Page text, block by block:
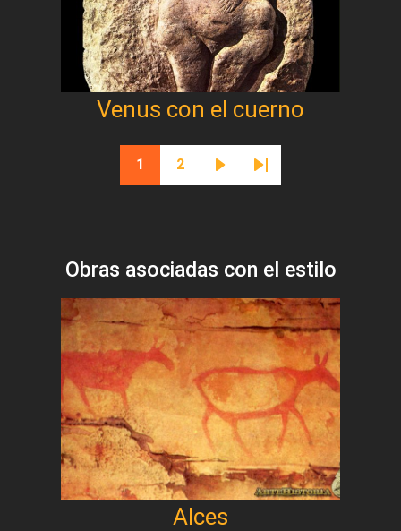
Venus con el cuerno
Página actual
1
Página
2
Siguiente página
Última página
Obras asociadas con el estilo
Alces